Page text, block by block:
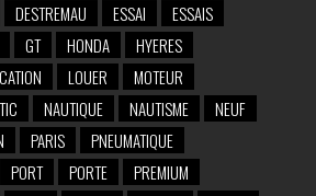
DESTREMAU ESSAI
ESSAIS
GT HONDA
HYERES
LOUER
MOTEUR
NAUTIQUE NAUTISME
NEUF
PARIS
PNEUMATIQUE
PORT PORTE
PREMIUM